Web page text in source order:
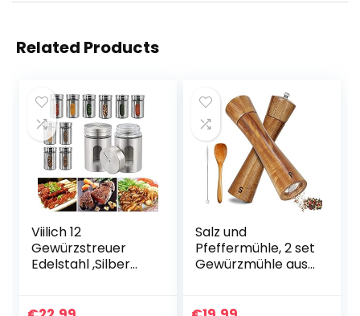
Related Products
Viilich 12
Gewürzstreuer
Edelstahl ,Silber
Salz und
Pfeffermühle, 2 set
Gewürzmühle aus